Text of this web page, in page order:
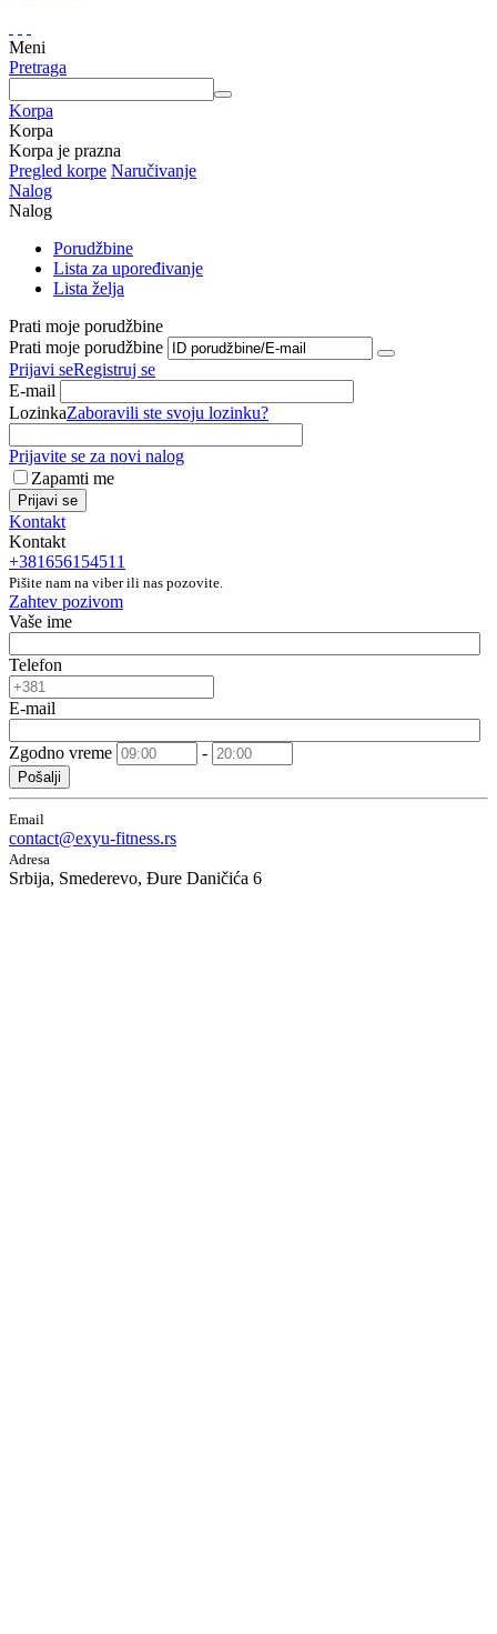
Meni
Pretraga
Korpa
Korpa
Korpa je prazna
Pregled korpe Naručivanje
Nalog
Nalog
Porudžbine
Lista za upoređivanje
Lista želja
Prati moje porudžbine
Prati moje porudžbine
Prijavi seRegistruj se
E-mail
LozinkaZaboravili ste svoju lozinku?
Prijavite se za novi nalog
Zapamti me
Prijavi se
Kontakt
Kontakt
+381656154511
Pišite nam na viber ili nas pozovite.
Zahtev pozivom
Vaše ime
Telefon
E-mail
Zgodno vreme -
Pošalji
Email
contact@exyu-fitness.rs
Adresa
Srbija, Smederevo, Đure Daničića 6